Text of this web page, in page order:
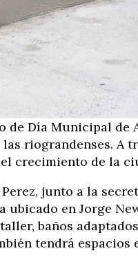
de Día Municipal de
riograndenses. A
crecimiento de la
junto a la
en Jorge
baños
tendrá